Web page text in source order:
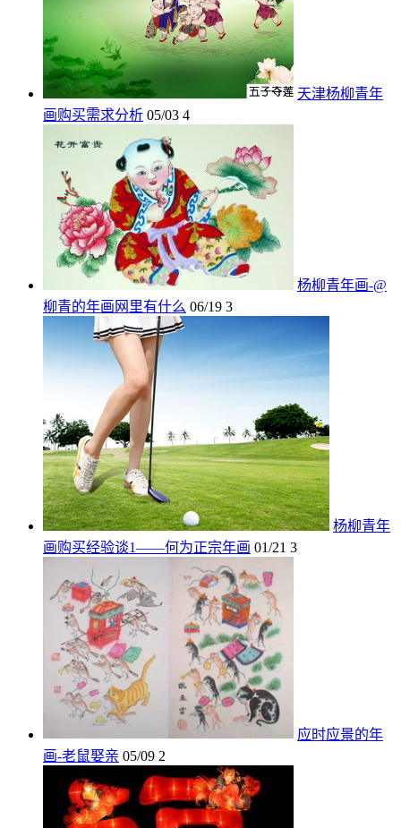
天津杨柳青年
画购买需求分析 05/03 4
杨柳青年画-@
柳青的年画网里有什么 06/19 3
杨柳青年
画购买经验谈1——何为正宗年画 01/21 3
应时应景的年
画-老鼠娶亲 05/09 2